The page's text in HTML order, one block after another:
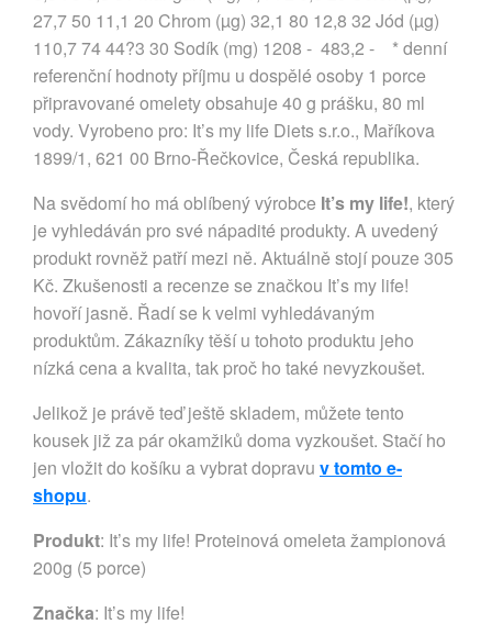
27,7 50 11,1 20 Chrom (µg) 32,1 80 12,8 32 Jód (µg)
110,7 74 44?3 30 Sodík (mg) 1208 - 483,2 - * denní
referenční hodnoty příjmu u dospělé osoby 1 porce
připravované omelety obsahuje 40 g prášku, 80 ml
vody. Vyrobeno pro: It’s my life Diets s.r.o., Maříkova
1899/1, 621 00 Brno-Řečkovice, Česká republika.
Na svědomí ho má oblíbený výrobce It’s my life!, který
je vyhledáván pro své nápadité produkty. A uvedený
produkt rovněž patří mezi ně. Aktuálně stojí pouze 305
Kč. Zkušenosti a recenze se značkou It’s my life!
hovoří jasně. Řadí se k velmi vyhledávaným
produktům. Zákazníky těší u tohoto produktu jeho
nízká cena a kvalita, tak proč ho také nevyzkoušet.
Jelikož je právě teď ještě skladem, můžete tento
kousek již za pár okamžiků doma vyzkoušet. Stačí ho
jen vložit do košíku a vybrat dopravu v tomto e-
shopu.
Produkt: It’s my life! Proteinová omeleta žampionová
200g (5 porce)
Značka: It’s my life!